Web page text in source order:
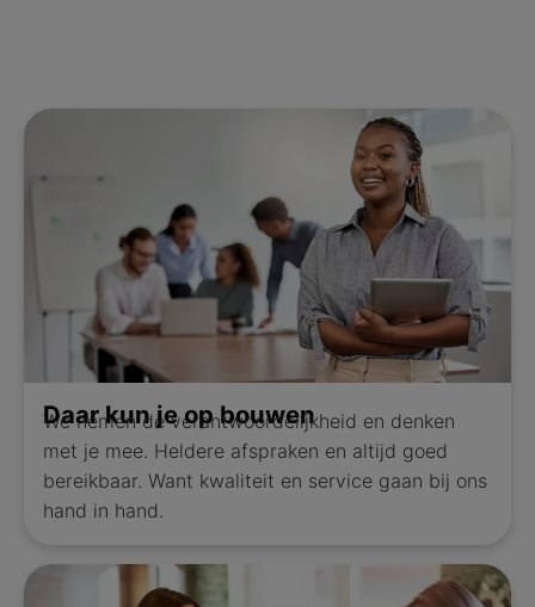
Daar kun je op bouwen
We nemen de verantwoordelijkheid en denken
met je mee. Heldere afspraken en altijd goed
bereikbaar. Want kwaliteit en service gaan bij ons
hand in hand.